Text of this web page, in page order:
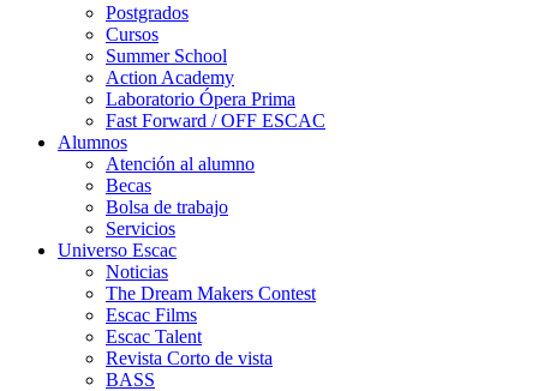
Postgrados
Cursos
Summer School
Action Academy
Laboratorio Ópera Prima
Fast Forward / OFF ESCAC
Alumnos
Atención al alumno
Becas
Bolsa de trabajo
Servicios
Universo Escac
Noticias
The Dream Makers Contest
Escac Films
Escac Talent
Revista Corto de vista
BASS